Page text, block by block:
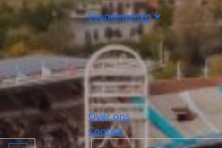
Evenementen
Over ons
Contact